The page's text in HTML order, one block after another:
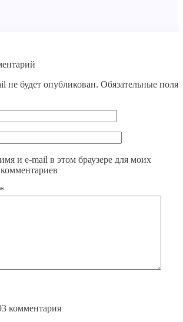
не будет опубликован. Обязательные поля
и e-mail в этом браузере для моих
*
комментария